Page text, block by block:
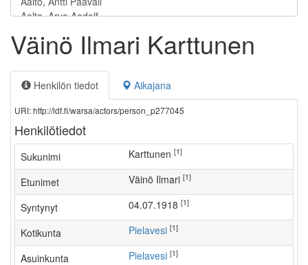
Väinö Ilmari Karttunen
Henkilön tiedot Aikajana
URI: http://ldf.fi/warsa/actors/person_p277045
Henkilötiedot
Sukunimi Karttunen [1]
Etunimet Väinö Ilmari [1]
Syntynyt 04.07.1918 [1]
Kotikunta Pielavesi [1]
Asuinkunta Pielavesi [1]